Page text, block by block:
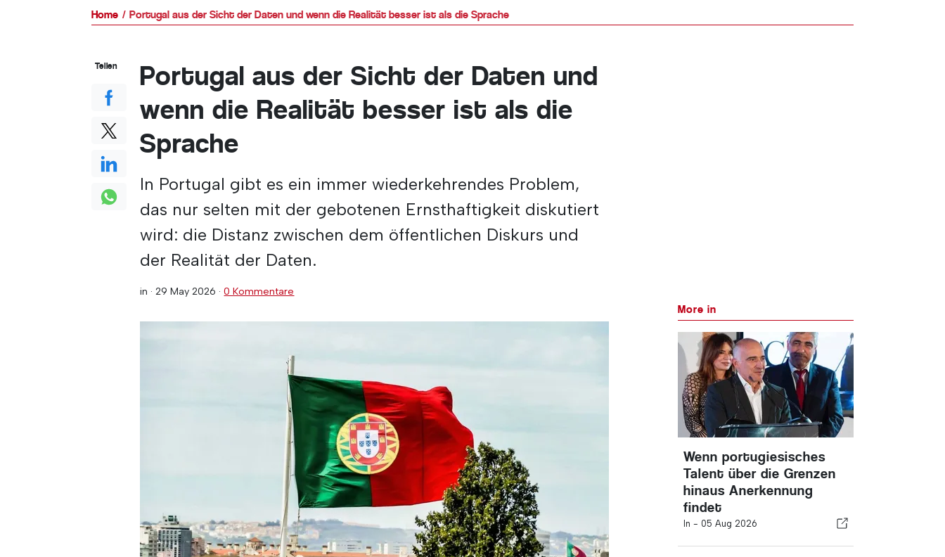
Home Portugal aus der Sicht der Daten und wenn die Realität besser ist als die Sprache
Portugal aus der Sicht der Daten und
wenn die Realität besser ist als die
Sprache
In Portugal gibt es ein immer wiederkehrendes Problem,
das nur selten mit der gebotenen Ernsthaftigkeit diskutiert
wird: die Distanz zwischen dem öffentlichen Diskurs und
der Realität der Daten.
in ·29 May 2026 ·0 Kommentare
Teilen
More in
Wenn portugiesisches
Talent über die Grenzen
hinaus Anerkennung
findet
In - 05 Aug 2026